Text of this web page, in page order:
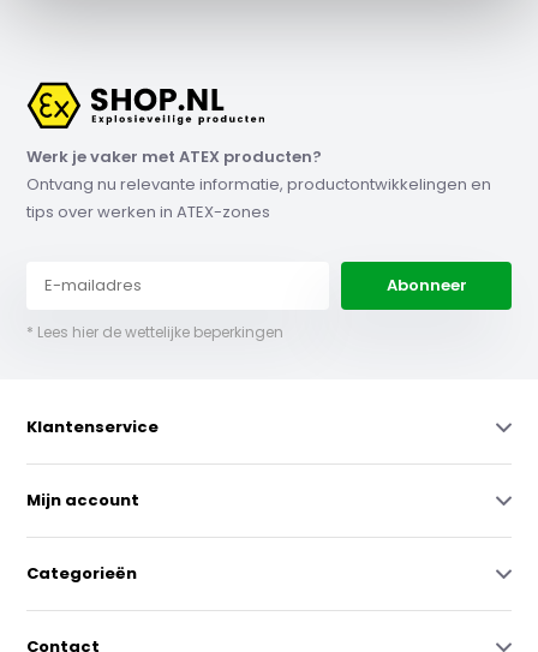
Werk je vaker met ATEX producten?
Ontvang nu relevante informatie, productontwikkelingen en
tips over werken in ATEX-zones
Abonneer
* Lees hier de wettelijke beperkingen
Klantenservice
Mijn account
Categorieën
Contact